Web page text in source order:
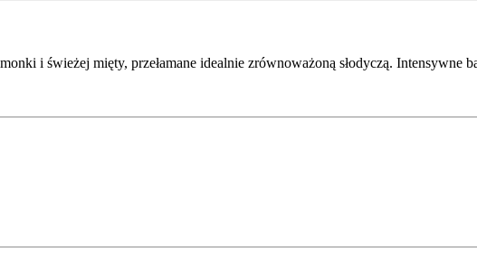
i świeżej mięty, przełamane idealnie zrównoważoną słodyczą. Intensywne